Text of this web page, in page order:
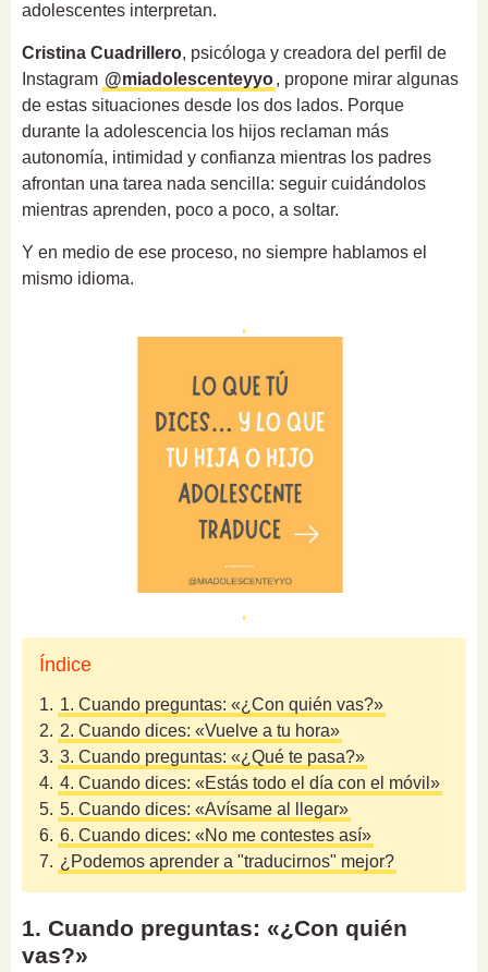
adolescentes interpretan.
Cristina Cuadrillero, psicóloga y creadora del perfil de
Instagram @miadolescenteyyo, propone mirar algunas
de estas situaciones desde los dos lados. Porque
durante la adolescencia los hijos reclaman más
autonomía, intimidad y confianza mientras los padres
afrontan una tarea nada sencilla: seguir cuidándolos
mientras aprenden, poco a poco, a soltar.
Y en medio de ese proceso, no siempre hablamos el
mismo idioma.
Índice
1. 1. Cuando preguntas: «¿Con quién vas?»
2. 2. Cuando dices: «Vuelve a tu hora»
3. 3. Cuando preguntas: «¿Qué te pasa?»
4. 4. Cuando dices: «Estás todo el día con el móvil»
5. 5. Cuando dices: «Avísame al llegar»
6. 6. Cuando dices: «No me contestes así»
7. ¿Podemos aprender a "traducirnos" mejor?
1. Cuando preguntas: «¿Con quién
vas?»